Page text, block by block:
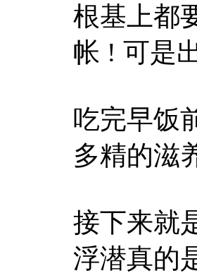
根基上都
帐 ! 可是
吃完早饭
多精的滋
接下来就
浮潜真的